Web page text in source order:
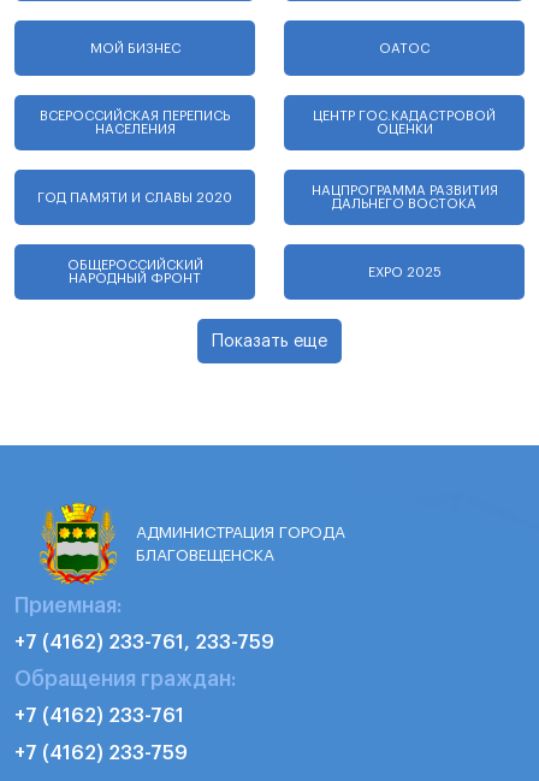
МОЙ БИЗНЕС ОАТОС
ВСЕРОССИЙСКАЯ ПЕРЕПИСЬ
НАСЕЛЕНИЯ
ЦЕНТР ГОС.КАДАСТРОВОЙ
ОЦЕНКИ
ГОД ПАМЯТИ И СЛАВЫ 2020
НАЦПРОГРАММА РАЗВИТИЯ
ДАЛЬНЕГО ВОСТОКА
ОБЩЕРОССИЙСКИЙ
НАРОДНЫЙ ФРОНТ
EXPO 2025
Показать еще
АДМИНИСТРАЦИЯ ГОРОДА
БЛАГОВЕЩЕНСКА
Приемная:
+7 (4162) 233-761, 233-759
Обращения граждан:
+7 (4162) 233-761
+7 (4162) 233-759